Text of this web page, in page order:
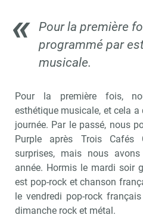
Pour la première
programmé par
musicale.
Pour la première fois,
esthétique musicale, et cela a
journée. Par le passé, nous
Purple après Trois Cafés
surprises, mais nous
année. Hormis le mardi soir
est pop-rock et chanson
le vendredi pop-rock
dimanche rock et métal.